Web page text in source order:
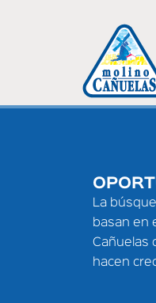
La
basan en
Cañuelas
hacen